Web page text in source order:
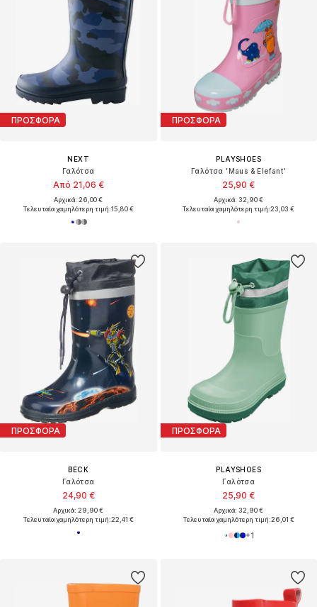
ΠΡΟΣΦΟΡΑ
NEXT
Γαλότσα
Από 21,06 €
Αρχικά: 26,00 €
Τελευταία χαμηλότερη τιμή:15,80 €
ΠΡΟΣΦΟΡΑ
PLAYSHOES
Γαλότσα 'Maus & Elefant'
25,90 €
Αρχικά: 32,90 €
Τελευταία χαμηλότερη τιμή:23,03 €
ΠΡΟΣΦΟΡΑ
BECK
Γαλότσα
24,90 €
Αρχικά: 29,90 €
Τελευταία χαμηλότερη τιμή:22,41 €
ΠΡΟΣΦΟΡΑ
PLAYSHOES
Γαλότσα
25,90 €
Αρχικά: 32,90 €
Τελευταία χαμηλότερη τιμή:26,01 €
+1